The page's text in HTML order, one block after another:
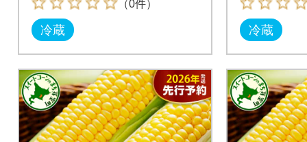
（0件）
冷蔵 冷蔵